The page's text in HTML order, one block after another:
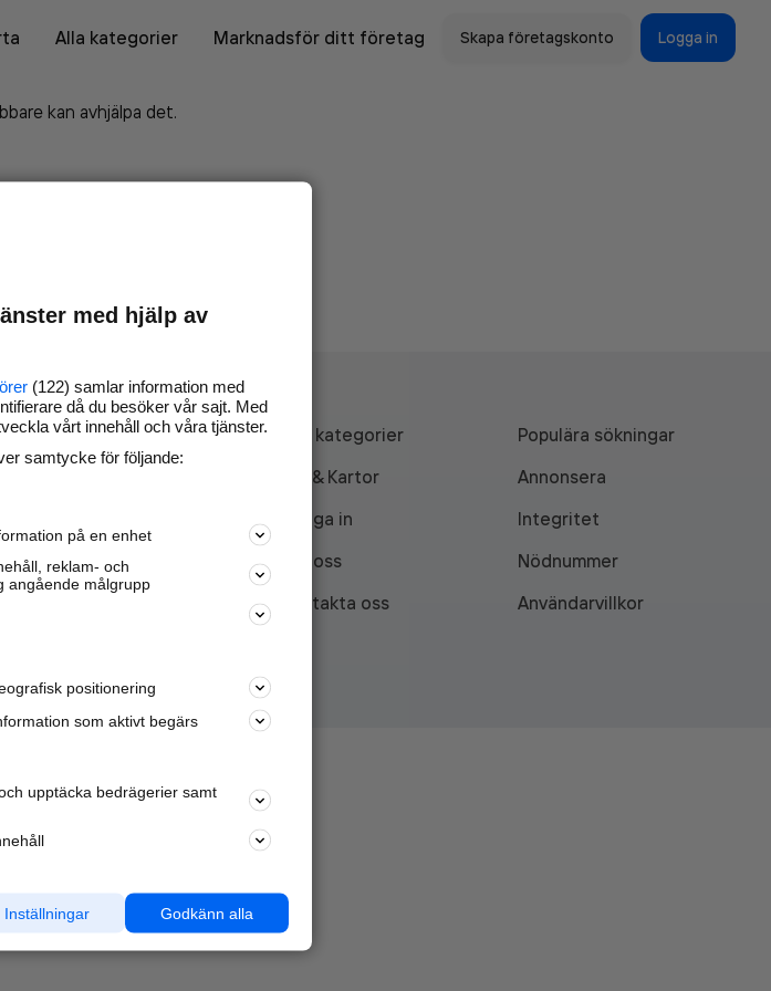
Alla kategorier Marknadsför ditt företag Skapa företagskonto Logga in
kan avhjälpa det.
företaget på
kunder och
nära dig.
mer här
Alla kategorier
Populära sökningar
API & Kartor
Annonsera
Logga in
Integritet
Om oss
Nödnummer
Kontakta oss
Användarvillkor
med hjälp av
(122) samlar information med
då du besöker vår sajt. Med
vårt innehåll och våra tjänster.
samtycke för följande:
på en enhet
reklam- och
angående målgrupp
positionering
som aktivt begärs
upptäcka bedrägerier samt
Godkänn alla
Inställningar